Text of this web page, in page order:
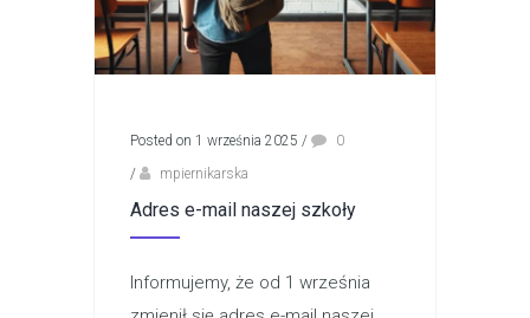
Posted on 1 września 2025 /
0
/
mpiernikarska
Adres e-mail naszej szkoły
Informujemy, że od 1 września